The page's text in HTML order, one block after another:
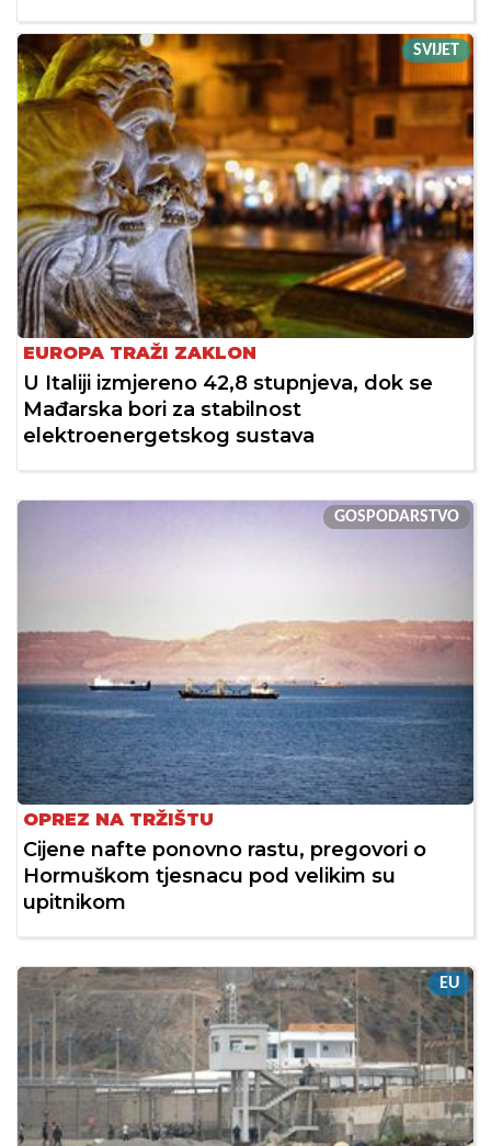
SVIJET
EUROPA TRAŽI ZAKLON
U Italiji izmjereno 42,8 stupnjeva, dok se
Mađarska bori za stabilnost
elektroenergetskog sustava
GOSPODARSTVO
OPREZ NA TRŽIŠTU
Cijene nafte ponovno rastu, pregovori o
Hormuškom tjesnacu pod velikim su
upitnikom
EU